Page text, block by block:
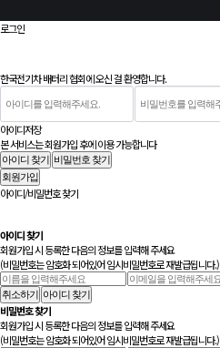
로그인
한국전기차 배터리 협회에 오신 걸 환영합니다.
아이디저장
본 서비스는 회원가입 후에 이용 가능합니다
아이디 찾기 비밀번호 찾기
회원가입
아이디/비밀번호 찾기
아이디 찾기
회원가입 시 등록한 다음의 정보를 입력해 주세요
(비밀번호는 암호화 되어있어 임시비밀번호로 재발급됩니다.)
취소하기 아이디 찾기
비밀번호 찾기
회원가입 시 등록한 다음의 정보를 입력해 주세요
(비밀번호는 암호화 되어있어 임시비밀번호로 재발급됩니다.)